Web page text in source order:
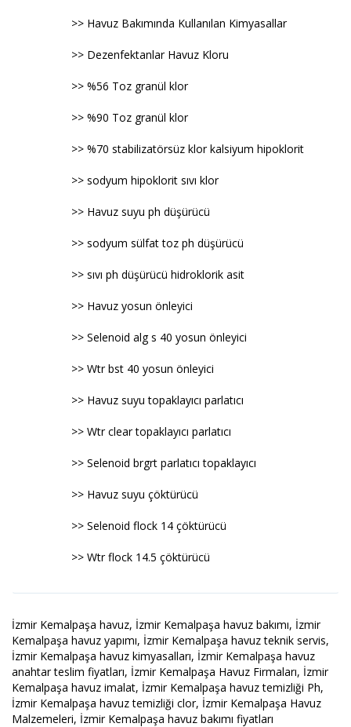
>> Havuz Bakımında Kullanılan Kimyasallar
>> Dezenfektanlar Havuz Kloru
>> %56 Toz granül klor
>> %90 Toz granül klor
>> %70 stabilizatörsüz klor kalsiyum hipoklorit
>> sodyum hipoklorit sıvı klor
>> Havuz suyu ph düşürücü
>> sodyum sülfat toz ph düşürücü
>> sıvı ph düşürücü hidroklorik asit
>> Havuz yosun önleyici
>> Selenoid alg s 40 yosun önleyici
>> Wtr bst 40 yosun önleyici
>> Havuz suyu topaklayıcı parlatıcı
>> Wtr clear topaklayıcı parlatıcı
>> Selenoid brgrt parlatıcı topaklayıcı
>> Havuz suyu çöktürücü
>> Selenoid flock 14 çöktürücü
>> Wtr flock 14.5 çöktürücü
İzmir Kemalpaşa havuz, İzmir Kemalpaşa havuz bakımı, İzmir
Kemalpaşa havuz yapımı, İzmir Kemalpaşa havuz teknik servis,
İzmir Kemalpaşa havuz kimyasalları, İzmir Kemalpaşa havuz
anahtar teslim fiyatları, İzmir Kemalpaşa Havuz Firmaları, İzmir
Kemalpaşa havuz imalat, İzmir Kemalpaşa havuz temizliği Ph,
İzmir Kemalpaşa havuz temizliği clor, İzmir Kemalpaşa Havuz
Malzemeleri, İzmir Kemalpaşa havuz bakımı fiyatları